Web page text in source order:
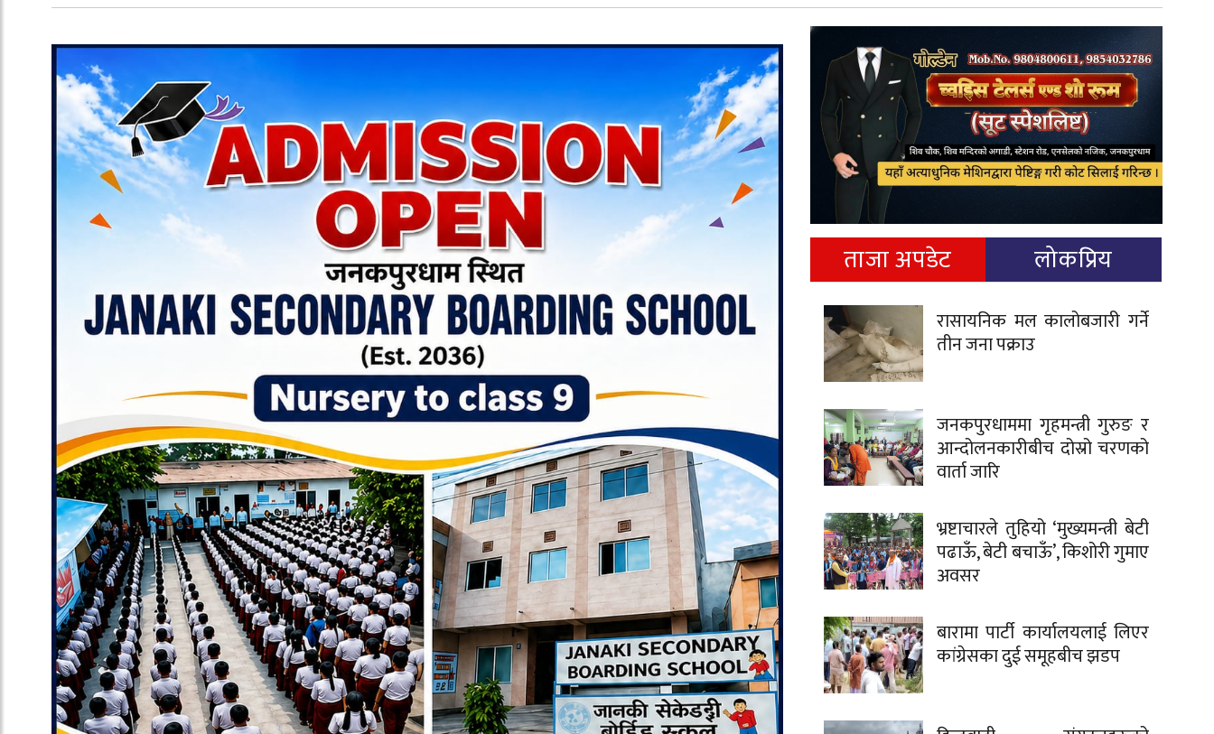
ताजा अपडेट लोकप्रिय
रासायनिक मल कालोबजारी गर्ने
तीन जना पक्राउ
जनकपुरधाममा गृहमन्त्री गुरुङ र
आन्दोलनकारीबीच दोस्रो चरणको
वार्ता जारि
भ्रष्टाचारले तुहियो ‘मुख्यमन्त्री बेटी
पढाऊँ, बेटी बचाऊँ’, किशोरी गुमाए
अवसर
बारामा पार्टी कार्यालयलाई लिएर
कांग्रेसका दुई समूहबीच झडप